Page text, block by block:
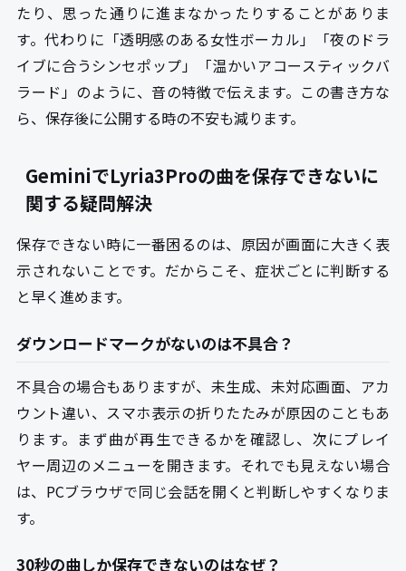
たり、思った通りに進まなかったりすることがありま
す。代わりに「透明感のある女性ボーカル」「夜のドラ
イブに合うシンセポップ」「温かいアコースティックバ
ラード」のように、音の特徴で伝えます。この書き方な
ら、保存後に公開する時の不安も減ります。
GeminiでLyria3Proの曲を保存できないに
関する疑問解決
保存できない時に一番困るのは、原因が画面に大きく表
示されないことです。だからこそ、症状ごとに判断する
と早く進めます。
ダウンロードマークがないのは不具合？
不具合の場合もありますが、未生成、未対応画面、アカ
ウント違い、スマホ表示の折りたたみが原因のこともあ
ります。まず曲が再生できるかを確認し、次にプレイ
ヤー周辺のメニューを開きます。それでも見えない場合
は、PCブラウザで同じ会話を開くと判断しやすくなりま
す。
30秒の曲しか保存できないのはなぜ？